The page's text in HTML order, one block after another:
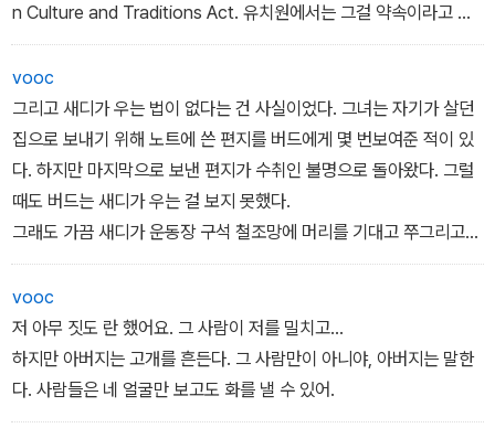
n Culture and Traditions Act. 유치원에서는 그걸 약속이라고 불
렀다. 우리는 미국의 가치를 보호하기 위해 약속한다. 우리는 서로를
지켜보기로 약속한다. 매년 같은 내용을 더 어려운단어로 배웠다. 그
런 수업을 할 때면 대부분의 선생님이 왠지 버드를 날카로운 눈길로
본 후 다른 학생에게 시선을 돌렸다.
vooc
그리고 새디가 우는 법이 없다는 건 사실이었다. 그녀는 자기가 살던
집으로 보내기 위해 노트에 쓴 편지를 버드에게 몇 번보여준 적이 있
다. 하지만 마지막으로 보낸 편지가 수취인 불명으로 돌아왔다. 그럴
때도 버드는 새디가 우는 걸 보지 못했다.
그래도 가끔 새디가 운동장 구석 철조망에 머리를 기대고 쭈그리고
앉아 있을 때면 그는 그녀가 용감한 척할 필요가 없도록고개를 돌려
주었다. 그녀가 혼자 슬픔을 맞이할 수 있도록. 더무거운 것을 쌓아 슬
픔을 누를 수 있도록.
vooc
저 아무 짓도 란 했어요. 그 사람이 저를 밀치고…
하지만 아버지는 고개를 흔든다. 그 사람만이 아니야, 아버지는 말한
다. 사람들은 네 얼굴만 보고도 화를 낼 수 있어.